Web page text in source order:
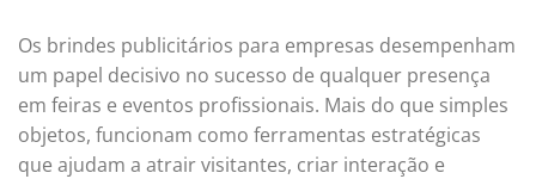
Os brindes publicitários para empresas desempenham
um papel decisivo no sucesso de qualquer presença
em feiras e eventos profissionais. Mais do que simples
objetos, funcionam como ferramentas estratégicas
que ajudam a atrair visitantes, criar interação e